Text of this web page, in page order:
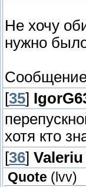
Не хочу
нужно
Сообщение
[35]
хотя кто
[36] Valeriu
Quote ( lvv)